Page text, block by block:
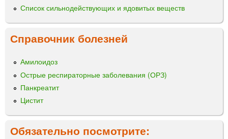
Список сильнодействующих и ядовитых веществ
Справочник болезней
Амилоидоз
Острые респираторные заболевания (ОРЗ)
Панкреатит
Цистит
Обязательно посмотрите: